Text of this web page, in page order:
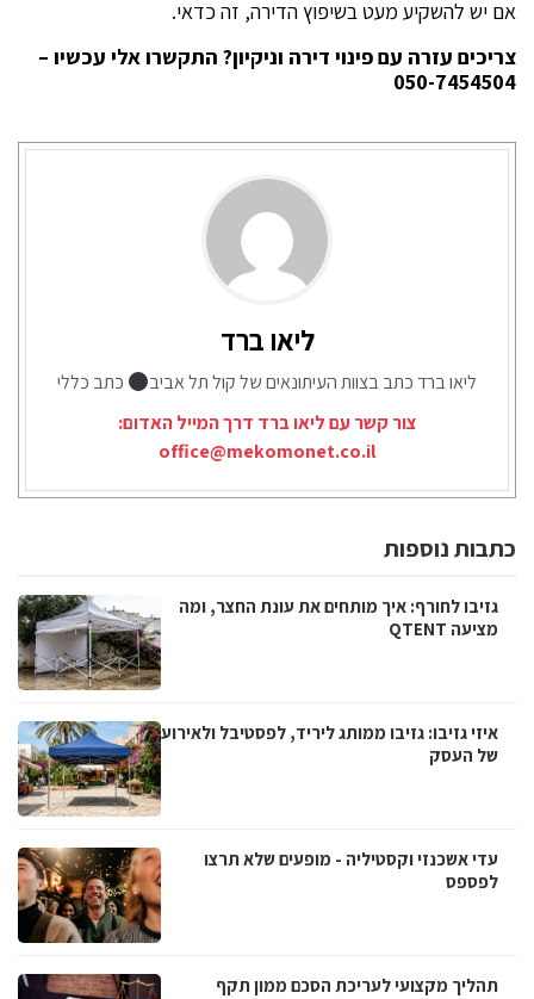
אם יש להשקיע מעט בשיפוץ הדירה, זה כדאי.
צריכים עזרה עם פינוי דירה וניקיון? התקשרו אלי עכשיו –
050-7454504
ליאו ברד
ליאו ברד כתב בצוות העיתונאים של קול תל אביב
כתב כללי
צור קשר עם ליאו ברד דרך המייל האדום:
office@mekomonet.co.il
כתבות נוספות
גזיבו לחורף: איך מותחים את עונת החצר, ומה
מציעה QTENT
איזי גזיבו: גזיבו ממותג ליריד, לפסטיבל ולאירוע
של העסק
עדי אשכנזי וקסטיליה - מופעים שלא תרצו
לפספס
תהליך מקצועי לעריכת הסכם ממון תקף